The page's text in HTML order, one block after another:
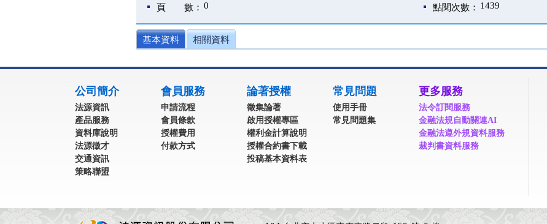
頁 數： 0 點閱次數： 1439
基本資料 相關資料
公司簡介
法源資訊
產品服務
資料庫說明
法源徵才
交通資訊
策略聯盟
會員服務
申請流程
會員條款
授權費用
付款方式
論著授權
徵集論著
啟用授權專區
權利金計算說明
授權合約書下載
投稿基本資料表
常見問題
使用手冊
常見問題集
更多服務
法令訂閱服務
金融法規自動關連AI
金融法遵外規資料服務
裁判書資料服務